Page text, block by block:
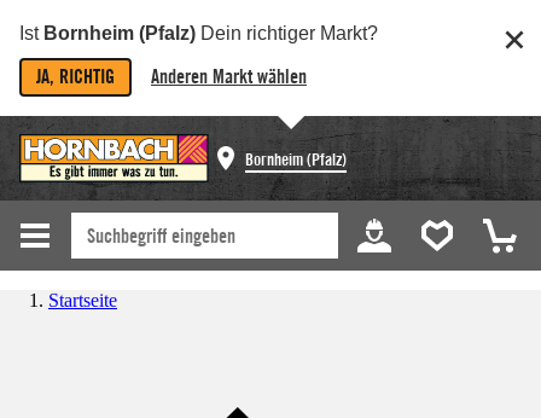
Ist Bornheim (Pfalz) Dein richtiger Markt?
JA, RICHTIG Anderen Markt wählen
Bornheim (Pfalz)
Startseite